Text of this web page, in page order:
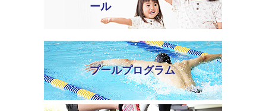
ール
プールプログラム